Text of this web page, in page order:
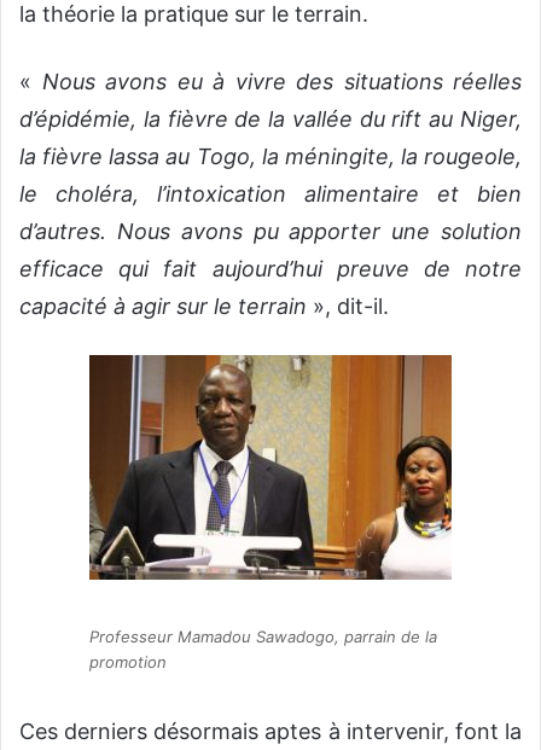
la théorie la pratique sur le terrain.
« Nous avons eu à vivre des situations réelles
d’épidémie, la fièvre de la vallée du rift au Niger,
la fièvre lassa au Togo, la méningite, la rougeole,
le choléra, l’intoxication alimentaire et bien
d’autres. Nous avons pu apporter une solution
efficace qui fait aujourd’hui preuve de notre
capacité à agir sur le terrain », dit-il.
Professeur Mamadou Sawadogo, parrain de la
promotion
Ces derniers désormais aptes à intervenir, font la